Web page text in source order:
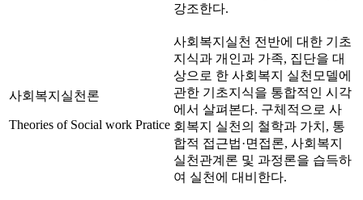
강조한다.
사회복지실천론
Theories of Social work Pratice
사회복지실천 전반에 대한 기초
지식과 개인과 가족, 집단을 대
상으로 한 사회복지 실천모델에
관한 기초지식을 통합적인 시각
에서 살펴본다. 구체적으로 사
회복지 실천의 철학과 가치, 통
합적 접근법·면접론, 사회복지
실천관계론 및 과정론을 습득하
여 실천에 대비한다.